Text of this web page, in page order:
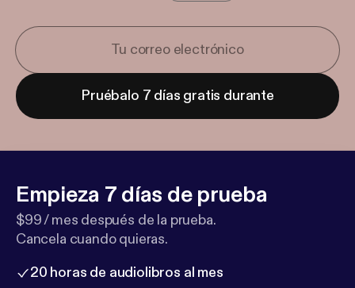
Pruébalo 7 días gratis durante
Empieza 7 días de prueba
$99 / mes después de la prueba.
Cancela cuando quieras.
20 horas de audiolibros al mes